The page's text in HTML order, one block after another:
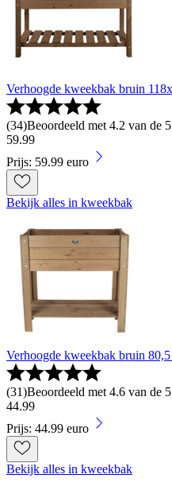
Verhoogde kweekbak bruin
(34)Beoordeeld met 4.2 van de
59.99
Prijs: 59.99 euro
Bekijk alles in kweekbak
Verhoogde kweekbak bruin
(31)Beoordeeld met 4.6 van de
44.99
Prijs: 44.99 euro
Bekijk alles in kweekbak